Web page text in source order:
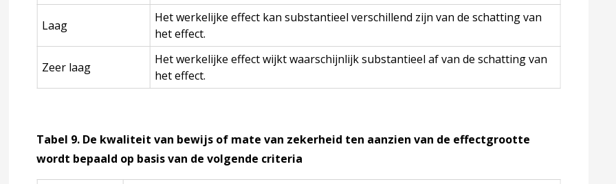
onderzoek
Begeleiden en behandelen
over 4 Begeleiden en behandelen
een afwijkende lengtegroei
Laag
Het werkelijke effect kan substantieel verschillend zijn van de schatting van
het effect.
Zeer laag
Het werkelijke effect wijkt waarschijnlijk substantieel af van de schatting van
het effect.
Tabel 9. De kwaliteit van bewijs of mate van zekerheid ten aanzien van de effectgrootte
wordt bepaald op basis van de volgende criteria